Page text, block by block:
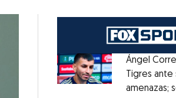
Opens in new window
Ángel
Tigres
amenazas;